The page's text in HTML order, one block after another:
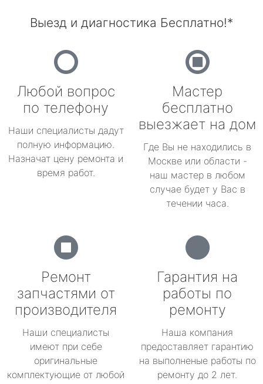
Выезд и диагностика Бесплатно!*
Любой вопрос
по телефону
Наши специалисты дадут
полную информацию.
Назначат цену ремонта и
время работ.
Мастер
бесплатно
выезжает на дом
Где Вы не находились в
Москве или области -
наш мастер в любом
случае будет у Вас в
течении часа.
Ремонт
запчастями от
производителя
Наши специалисты
имеют при себе
оригинальные
комплектующие от любой
Гарантия на
работы по
ремонту
Наша компания
предоставляет гарантию
на выполненые работы по
ремонту до 2 лет.